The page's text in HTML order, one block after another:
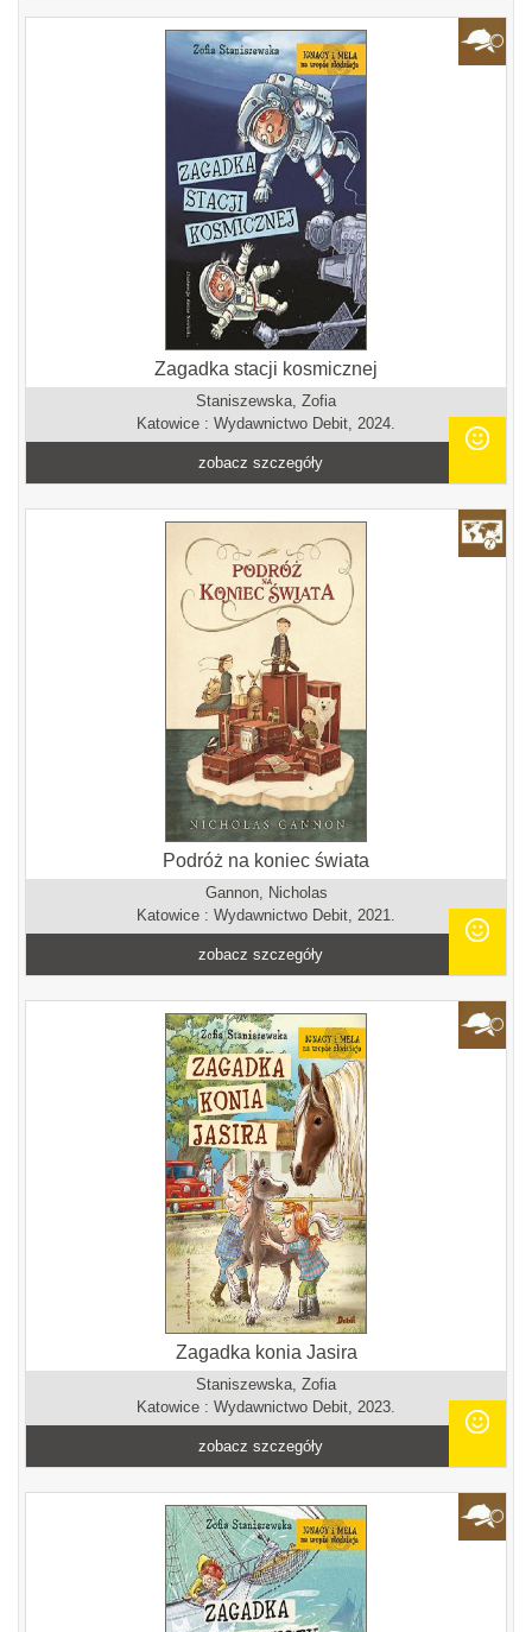
Zagadka stacji kosmicznej
Staniszewska, Zofia
Katowice : Wydawnictwo Debit, 2024.
zobacz szczegóły
Podróż na koniec świata
Gannon, Nicholas
Katowice : Wydawnictwo Debit, 2021.
zobacz szczegóły
Zagadka konia Jasira
Staniszewska, Zofia
Katowice : Wydawnictwo Debit, 2023.
zobacz szczegóły